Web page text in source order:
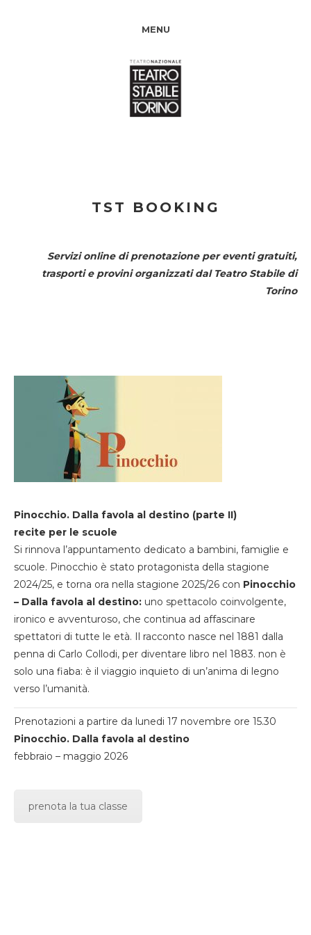
MENU
TST BOOKING
Servizi online di prenotazione per eventi gratuiti,
trasporti e provini organizzati dal Teatro Stabile di
Torino
Pinocchio. Dalla favola al destino (parte II)
recite per le scuole
Si rinnova l’appuntamento dedicato a bambini, famiglie e
scuole. Pinocchio è stato protagonista della stagione
2024/25, e torna ora nella stagione 2025/26 con Pinocchio
– Dalla favola al destino: uno spettacolo coinvolgente,
ironico e avventuroso, che continua ad affascinare
spettatori di tutte le età. Il racconto nasce nel 1881 dalla
penna di Carlo Collodi, per diventare libro nel 1883. non è
solo una fiaba: è il viaggio inquieto di un’anima di legno
verso l’umanità.
Prenotazioni a partire da lunedi 17 novembre ore 15.30
Pinocchio. Dalla favola al destino
febbraio – maggio 2026
prenota la tua classe